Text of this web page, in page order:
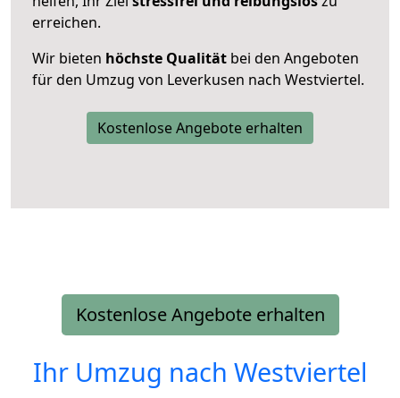
erreichen.
Wir bieten höchste Qualität bei den Angeboten
für den Umzug von Leverkusen nach Westviertel.
Kostenlose Angebote erhalten
Kostenlose Angebote erhalten
Ihr Umzug nach Westviertel